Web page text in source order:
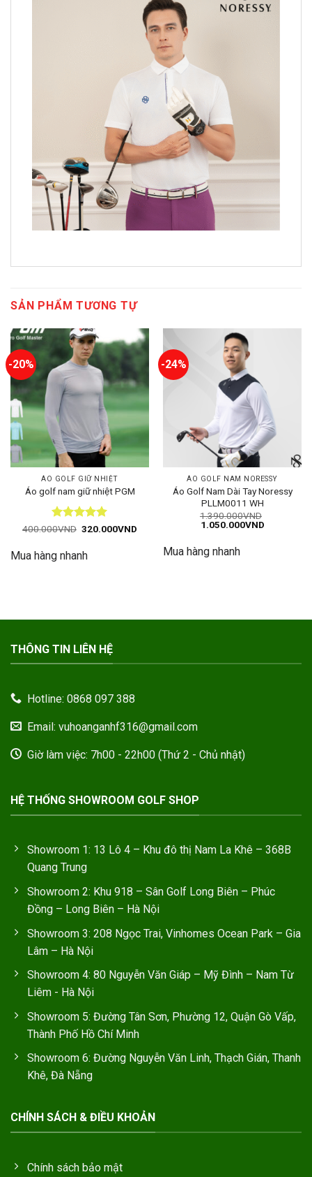
SẢN PHẨM TƯƠNG TỰ
-20%
ÁO GOLF GIỮ NHIỆT
Áo golf nam giữ nhiệt PGM
Được xếp
sao
400.000VND Giá
400.000VND.
320.000VND
Mua hàng nhanh
-24%
ÁO GOLF NAM NORESSY
Áo Golf Nam Dài Tay Noressy
PLLM0011 WH
1.390.000VND
Giá
1.390.000VND.
1.050.000VNDGiá
Mua hàng nhanh
THÔNG TIN LIÊN HỆ
Hotline: 0868 097 388
Email: vuhoanganhf316@gmail.com
Giờ làm việc: 7h00 - 22h00 (Thứ 2 - Chủ nhật)
HỆ THỐNG SHOWROOM GOLF SHOP
Showroom 1: 13 Lô 4 – Khu đô thị Nam La Khê – 368B
Quang Trung
Showroom 2: Khu 918 – Sân Golf Long Biên – Phúc
Đồng – Long Biên – Hà Nội
Showroom 3: 208 Ngọc Trai, Vinhomes Ocean Park – Gia
Lâm – Hà Nội
Showroom 4: 80 Nguyễn Văn Giáp – Mỹ Đình – Nam Từ
Liêm - Hà Nội
Showroom 5: Đường Tân Sơn, Phường 12, Quận Gò Vấp,
Thành Phố Hồ Chí Minh
Showroom 6: Đường Nguyễn Văn Linh, Thạch Gián, Thanh
Khê, Đà Nẵng
CHÍNH SÁCH & ĐIỀU KHOẢN
Chính sách bảo mật